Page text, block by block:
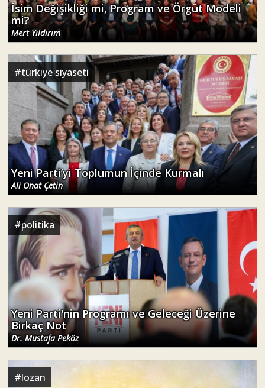
İsim Değişikliği mi, Program ve Örgüt Modeli
mi?
Mert Yıldırım
#türkiye siyaseti
Yeni Parti’yi Toplumun İçinde Kurmalı
Ali Onat Çetin
#politika
Yeni Parti'nin Programı ve Geleceği Üzerine
Birkaç Not
Dr. Mustafa Peköz
#lozan